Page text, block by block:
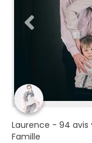
Laurence - 94 avis
Famille